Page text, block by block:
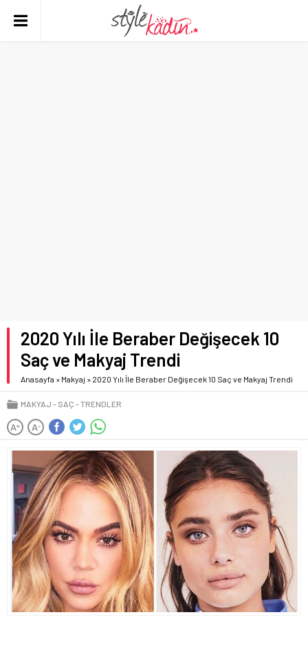
2020 Yılı İle Beraber Değişecek 10
Saç ve Makyaj Trendi
Anasayfa » Makyaj » 2020 Yılı İle Beraber Değişecek 10 Saç ve Makyaj Trendi
MAKYAJ SAÇ TRENDLER
A+ A-